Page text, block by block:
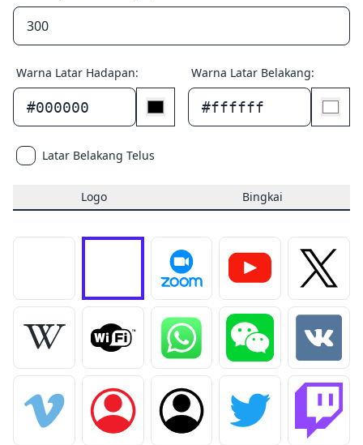
Warna Latar Hadapan:
#000000
Warna Latar Belakang:
#ffffff
Latar Belakang Telus
Logo Bingkai
Muat naik logo